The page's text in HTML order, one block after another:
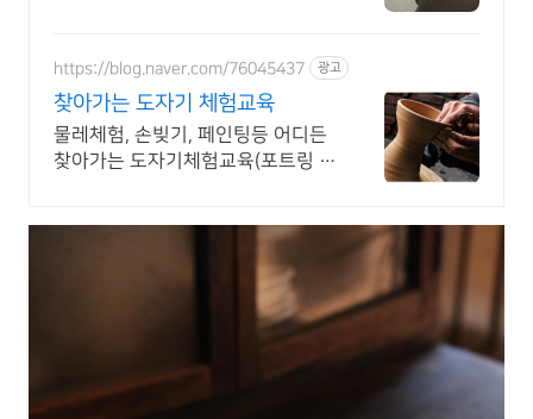
https://blog.naver.com/76045437 광고
찾아가는 도자기 체험교육
물레체험, 손빚기, 페인팅등 어디든
찾아가는 도자기체험교육(포트링 도